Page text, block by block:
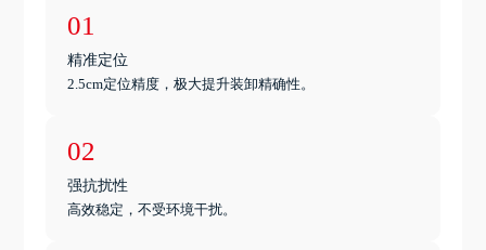
01
精准定位
2.5cm定位精度，极大提升装卸精确性。
02
强抗扰性
高效稳定，不受环境干扰。